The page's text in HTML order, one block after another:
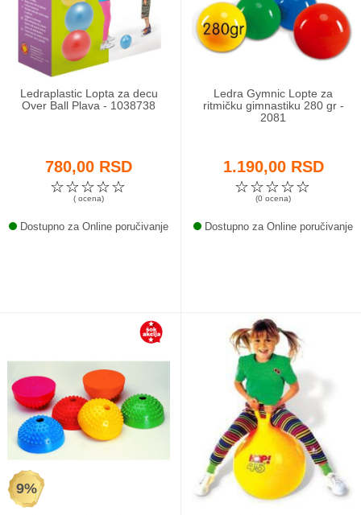
Odeća i obuća
Igračke za bebe i decu
AKCIJA
Call Centar
011 438 1 000
Ledraplastic Lopta za decu
Over Ball Plava - 1038738
780,00 RSD
☆
☆
☆
☆
☆
( ocena)
Dostupno za Online poručivanje
Ledra Gymnic Lopte za
ritmičku gimnastiku 280 gr -
2081
1.190,00 RSD
☆
☆
☆
☆
☆
(0 ocena)
Dostupno za Online poručivanje
9%